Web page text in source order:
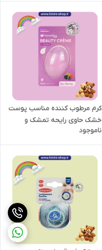
کرم مرطوب کننده مناسب پوست
خشک حاوی رایحه تمشک و
بلوبری هندولوژی
ناموجود